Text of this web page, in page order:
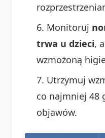
Monitoruj
trwa u dzieci,
wzmożoną
Utrzymuj
co najmniej 48
objawów.